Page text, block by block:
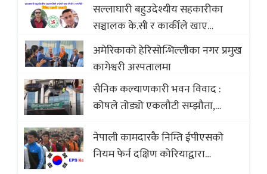
सल्लाघारी बहुउदेश्यीय सहकारीका
सञ्चालक के.सी र कार्कीले खाए
सदस्यको करोडौं बचत
अमेरिकाको हेरिसोन्भिल्लीका नगर प्रमुख
कागेश्वरी अस्पतालमा
सैनिक कल्याणकारी भवन विवाद :
कोषले तोड्यो एकलौटी सम्झौता,
(भिडियो)
नेपाली कामदारकै निम्ति ईपीएसको
नियम फेर्न दक्षिण कोरियाद्वारा